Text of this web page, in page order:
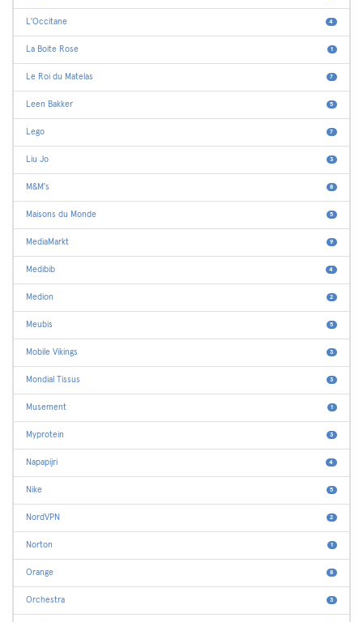
L'Occitane 4
La Boite Rose 1
Le Roi du Matelas 7
Leen Bakker 5
Lego 7
Liu Jo 3
M&M's 8
Maisons du Monde 5
MediaMarkt 9
Medibib 4
Medion 2
Meubis 5
Mobile Vikings 3
Mondial Tissus 3
Musement 1
Myprotein 3
Napapijri 4
Nike 5
NordVPN 2
Norton 1
Orange 8
Orchestra 3